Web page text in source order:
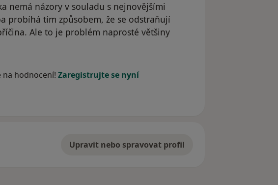
nemá názory v souladu s nejnovějšími
probíhá tím způsobem, že se odstraňují
Ale to je problém naprosté většiny
anonymní
na hodnocení! Zaregistrujte se nyní
Upravit nebo spravovat profil